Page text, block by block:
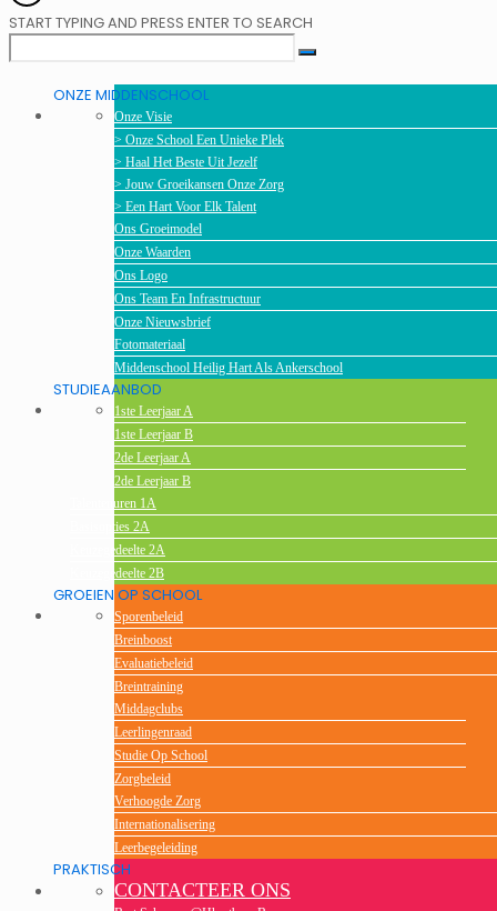
START TYPING AND PRESS ENTER TO SEARCH
ONZE MIDDENSCHOOL
Onze Visie
> Onze School Een Unieke Plek
> Haal Het Beste Uit Jezelf
> Jouw Groeikansen Onze Zorg
> Een Hart Voor Elk Talent
Ons Groeimodel
Onze Waarden
Ons Logo
Ons Team En Infrastructuur
Onze Nieuwsbrief
Fotomateriaal
Middenschool Heilig Hart Als Ankerschool
STUDIEAANBOD
1ste Leerjaar A
1ste Leerjaar B
2de Leerjaar A
2de Leerjaar B
Talentenuren 1A
Basisopties 2A
Keuzegedeelte 2A
Keuzegedeelte 2B
GROEIEN OP SCHOOL
Sporenbeleid
Breinboost
Evaluatiebeleid
Breintraining
Middagclubs
Leerlingenraad
Studie Op School
Zorgbeleid
Verhoogde Zorg
Internationalisering
Leerbegeleiding
PRAKTISCH
CONTACTEER ONS